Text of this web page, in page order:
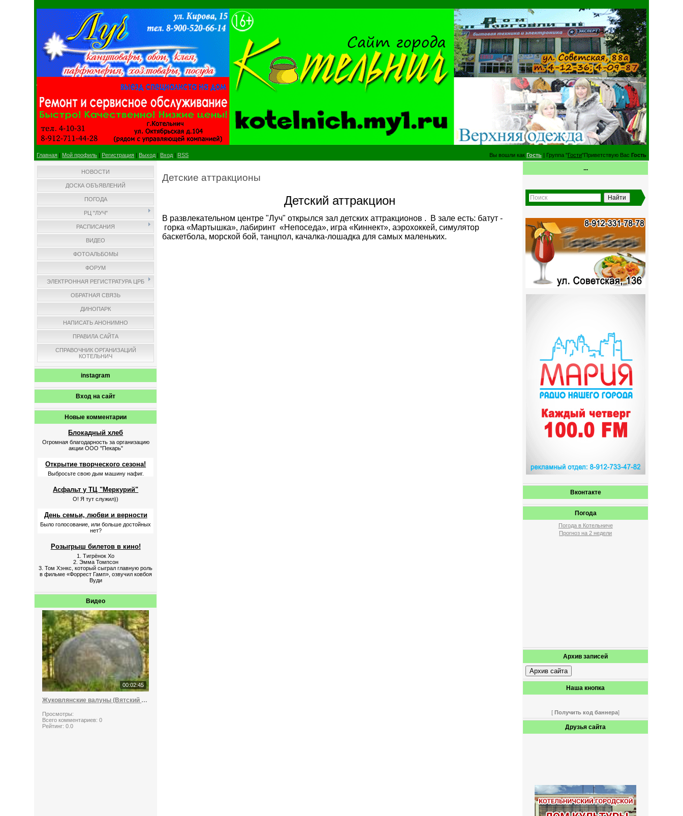
Главная | Мой профиль | Регистрация | Выход | Вход | RSS Вы вошли как Гость| Группа "Гости"Приветствую Вас Гость
НОВОСТИ
ДОСКА ОБЪЯВЛЕНИЙ
ПОГОДА
РЦ "ЛУЧ"
РАСПИСАНИЯ
ВИДЕО
ФОТОАЛЬБОМЫ
ФОРУМ
ЭЛЕКТРОННАЯ РЕГИСТРАТУРА ЦРБ
ОБРАТНАЯ СВЯЗЬ
ДИНОПАРК
НАПИСАТЬ АНОНИМНО
ПРАВИЛА САЙТА
СПРАВОЧНИК ОРГАНИЗАЦИЙ
КОТЕЛЬНИЧ
instagram
Вход на сайт
Новые комментарии
Блокадный хлеб
Огромная благодарность за организацию
акции ООО "Пекарь"
Открытие творческого сезона!
Выбросьте свою дым машину нафиг.
Асфальт у ТЦ "Меркурий"
О! Я тут служил))
День семьи, любви и верности
Было голосование, или больше достойных
нет?
Розыгрыш билетов в кино!
1. Тигрёнок Хо
2. Эмма Томпсон
3. Том Хэнкс, который сыграл главную роль
в фильме «Форрест Гамп», озвучил ковбоя
Вуди
Видео
00:02:45
Жуковлянские валуны (Вятский стоунхендж)
Просмотры:
Всего комментариев:0
Рейтинг:0.0
Детские аттракционы
Детский аттракцион
В развлекательном центре "Луч" открылся зал детских аттракционов .
В зале есть: батут -
горка «Мартышка», лабиринт «Непоседа», игра «Киннект», аэрохоккей, симулятор
баскетбола, морской бой, танцпол, качалка-лошадка для самых маленьких.
...
Вконтакте
Погода
Погода в Котельниче
Прогноз на 2 недели
Архив записей
Архив сайта
Наша кнопка
[ Получить код баннера]
Друзья сайта